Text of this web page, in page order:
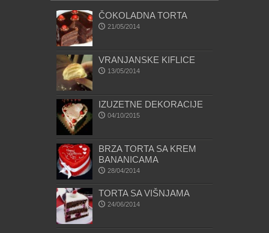
ČOKOLADNA TORTA
21/05/2014
VRANJANSKE KIFLICE
13/05/2014
IZUZETNE DEKORACIJE
04/10/2015
BRZA TORTA SA KREM
BANANICAMA
28/04/2014
TORTA SA VIŠNJAMA
24/06/2014